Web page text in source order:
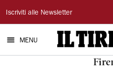
Il
Tirreno
Iscriviti alle Newsletter
MENU